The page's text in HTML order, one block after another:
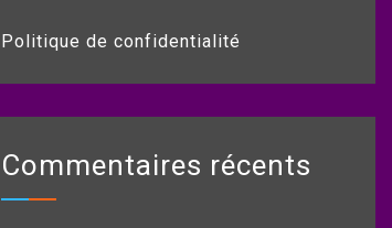
Politique de confidentialité
Commentaires récents